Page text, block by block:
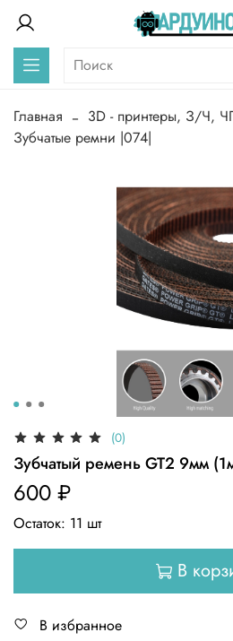
Главная 3D - принтеры, З/Ч,
Зубчатые ремни |074|
(0)
Зубчатый ремень GT2 9мм
600 ₽
Остаток: 11 шт
В
В избранное